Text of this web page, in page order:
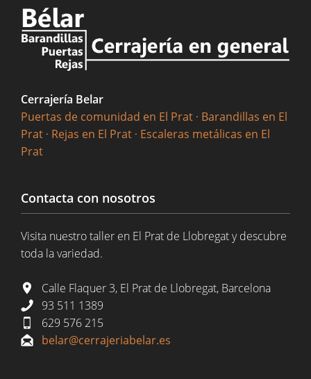
Cerrajería Belar
Puertas de comunidad en El Prat · Barandillas en El
Prat · Rejas en El Prat · Escaleras metálicas en El
Prat
Contacta con nosotros
Visita nuestro taller en El Prat de Llobregat y descubre
toda la variedad.
Calle Flaquer 3, El Prat de Llobregat, Barcelona
93 511 1389
629 576 215
belar@cerrajeriabelar.es